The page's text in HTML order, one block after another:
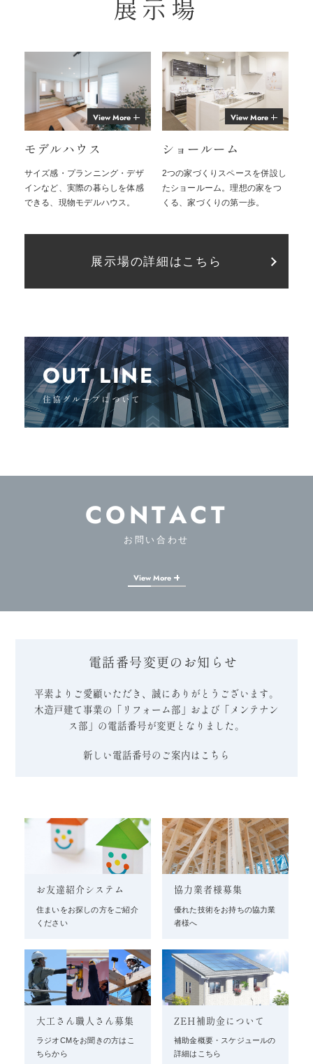
展示場
View More
モデルハウス
サイズ感・プランニング・デザ
インなど、実際の暮らしを体感
できる、現物モデルハウス。
View More
ショールーム
2つの家づくりスペースを併設し
たショールーム。理想の家をつ
くる、家づくりの第一歩。
展示場の詳細はこちら
OUT LINE
住協グループについて
CONTACT
お問い合わせ
View More
電話番号変更のお知らせ
平素よりご愛顧いただき、誠にありがとうございます。
木造戸建て事業の「リフォーム部」および「メンテナン
ス部」の電話番号が変更となりました。
新しい電話番号のご案内はこちら
お友達紹介システム
住まいをお探しの方をご紹介
ください
協力業者様募集
優れた技術をお持ちの協力業
者様へ
大工さん職人さん募集
ラジオCMをお聞きの方はこ
ちらから
ZEH補助金について
補助金概要・スケジュールの
詳細はこちら